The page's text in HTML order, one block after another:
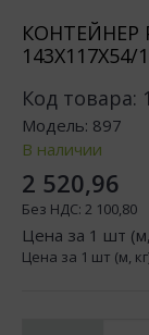
КОНТЕЙНЕР
Код товара:
Модель: 897
В наличии
2 520,96
Без НДС: 2 100,80
Цена за 1 шт (м,
Цена за 1 шт (м,